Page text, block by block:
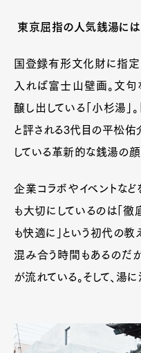
東京屈指の人気銭湯には
国登録有形文化財に指定
入れば富士山壁画。文
醸し出している「小杉湯」
と評される3代目の平松
している革新的な銭湯の顔
企業コラボやイベントなど
も大切にしているのは「徹
も快適に」という初代の教
混み合う時間もあるのだ
が流れている。そして、湯